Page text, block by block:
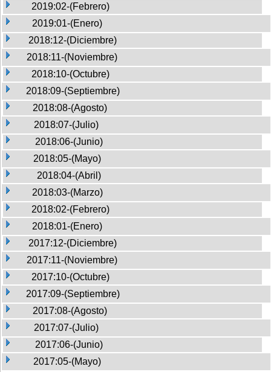
2019:02-(Febrero)
2019:01-(Enero)
2018:12-(Diciembre)
2018:11-(Noviembre)
2018:10-(Octubre)
2018:09-(Septiembre)
2018:08-(Agosto)
2018:07-(Julio)
2018:06-(Junio)
2018:05-(Mayo)
2018:04-(Abril)
2018:03-(Marzo)
2018:02-(Febrero)
2018:01-(Enero)
2017:12-(Diciembre)
2017:11-(Noviembre)
2017:10-(Octubre)
2017:09-(Septiembre)
2017:08-(Agosto)
2017:07-(Julio)
2017:06-(Junio)
2017:05-(Mayo)